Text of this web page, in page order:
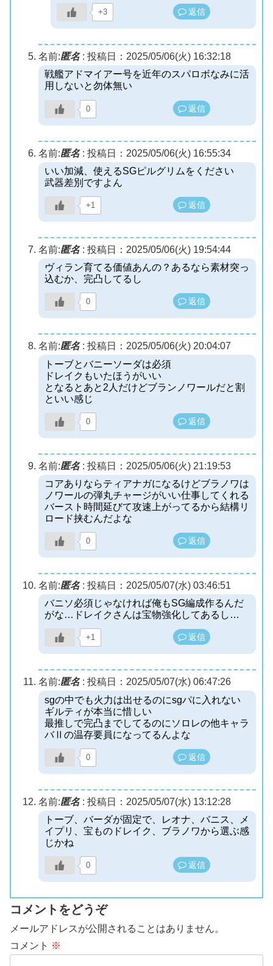
+3 返信
名前:匿名: 投稿日：2025/05/06(火) 16:32:18
戦艦アドマイアー号を近年のスパロボなみに活
用しないと勿体無い
0 返信
名前:匿名: 投稿日：2025/05/06(火) 16:55:34
いい加減、使えるSGピルグリムをください
武器差別ですよん
+1 返信
名前:匿名: 投稿日：2025/05/06(火) 19:54:44
ヴィラン育てる価値あんの？あるなら素材突っ
込むか、完凸してるし
0 返信
名前:匿名: 投稿日：2025/05/06(火) 20:04:07
トーブとバニーソーダは必須
ドレイクもいたほうがいい
となるとあと2人だけどブランノワールだと割
といい感じ
0 返信
名前:匿名: 投稿日：2025/05/06(火) 21:19:53
コアありならティアナガになるけどブラノワは
ノワールの弾丸チャージがいい仕事してくれる
バースト時間延びて攻速上がってるから結構リ
ロード挟むんだよな
0 返信
名前:匿名: 投稿日：2025/05/07(水) 03:46:51
バニソ必須じゃなければ俺もSG編成作るんだ
がな…ドレイクさんは宝物強化してあるし…
+1 返信
名前:匿名: 投稿日：2025/05/07(水) 06:47:26
sgの中でも火力は出せるのにsgパに入れない
ギルティが本当に惜しい
最推しで完凸までしてるのにソロレの他キャラ
バⅡの温存要員になってるんよな
0 返信
名前:匿名: 投稿日：2025/05/07(水) 13:12:28
トーブ、バーダが固定で、レオナ、バニス、メ
イプリ、宝ものドレイク、ブラノワから選ぶ感
じかね
0 返信
コメントをどうぞ
メールアドレスが公開されることはありません。
コメント ※